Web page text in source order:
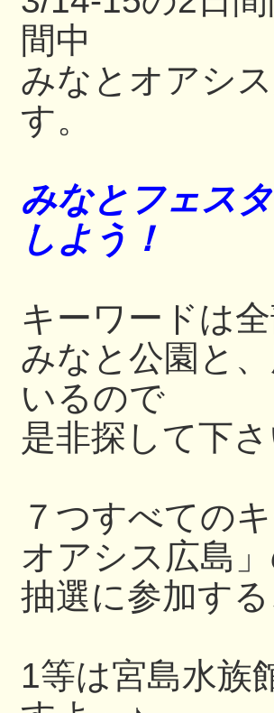
間中
みなとオアシ
す。
みなとフェス
しよう！
キーワード
みなと公園と
いるので
是非探して下さ
７つすべての
オアシス広島
抽選に参加す
1等は宮島水族